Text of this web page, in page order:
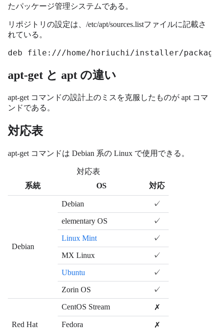
たパッケージ管理システムである。
リポジトリの設定は、/etc/apt/sources.listファイルに記載さ
れている。
deb file:///home/horiuchi/installer/
apt-get と apt の違い
apt-get コマンドの設計上のミスを克服したものが apt コマ
ンドである。
対応表
apt-get コマンドは Debian 系の Linux で使用できる。
対応表
系統
OS 対応
Debian
Debian ✓
elementary OS ✓
Linux Mint ✓
MX Linux ✓
Ubuntu ✓
Zorin OS ✓
Red Hat
CentOS Stream ✗
Fedora ✗